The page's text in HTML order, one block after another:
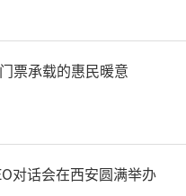
票承载的惠民暖意
对话会在西安圆满举办